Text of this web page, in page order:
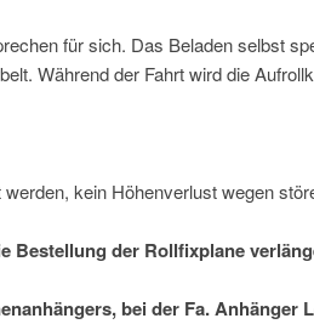
für sich. Das Beladen selbst
Während der Fahrt wird die
kein Höhenverlust wegen
Bestellung der Rollfixplane
bei der Fa. Anhänger